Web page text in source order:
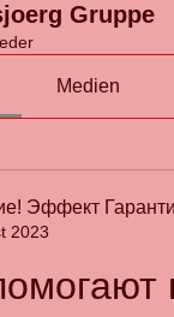
Gruppe
Medien
Эффект
2023